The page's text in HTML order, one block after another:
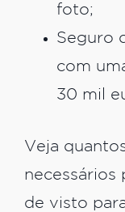
foto;
Seguro
com
30 mil
Veja
necessários
de visto